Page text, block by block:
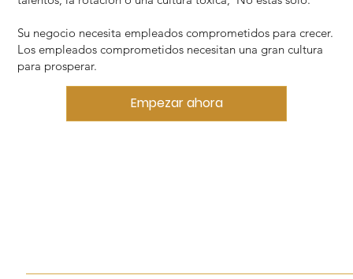
Su negocio necesita empleados comprometidos para crecer.
Los empleados comprometidos necesitan una gran cultura
para prosperar.
Empezar ahora